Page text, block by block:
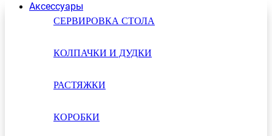
Аксессуары
СЕРВИРОВКА СТОЛА
КОЛПАЧКИ И ДУДКИ
РАСТЯЖКИ
КОРОБКИ